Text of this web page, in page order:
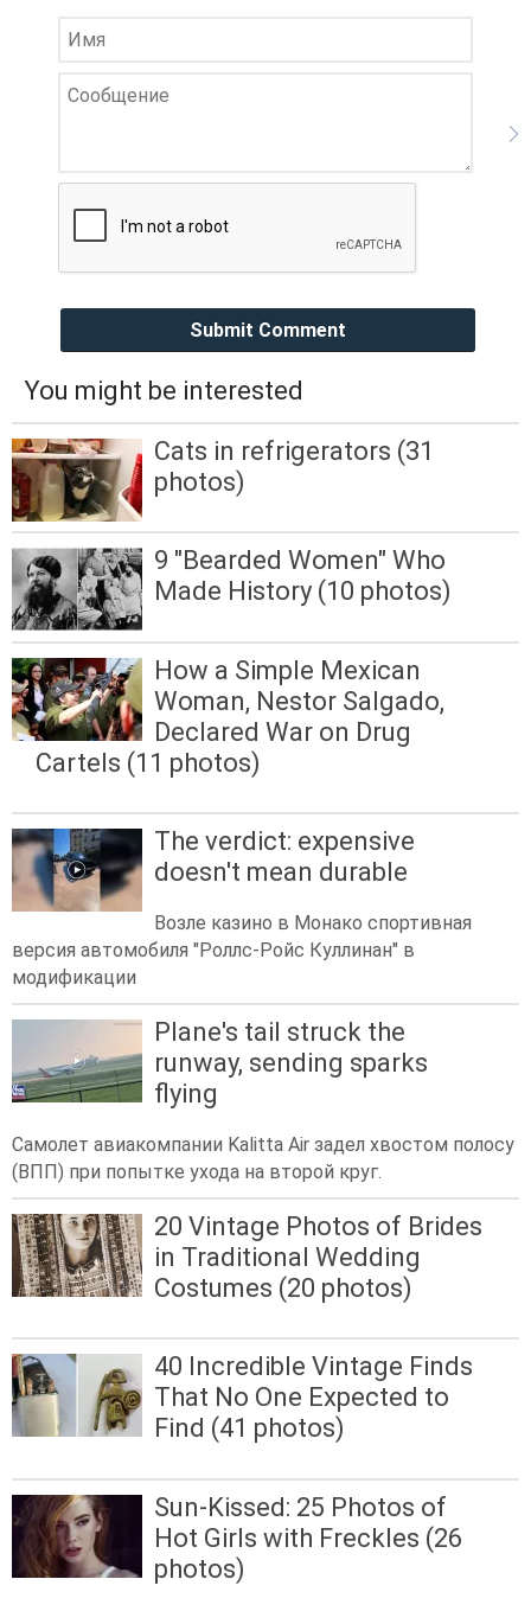
Submit Comment
You might be interested
Cats in refrigerators (31
photos)
9 "Bearded Women" Who
Made History (10 photos)
How a Simple Mexican
Woman, Nestor Salgado,
Declared War on Drug
Cartels (11 photos)
The verdict: expensive
doesn't mean durable
Возле казино в Монако спортивная
версия автомобиля "Роллс-Ройс Куллинан" в
модификации
Plane's tail struck the
runway, sending sparks
flying
Самолет авиакомпании Kalitta Air задел хвостом полосу
(ВПП) при попытке ухода на второй круг.
20 Vintage Photos of Brides
in Traditional Wedding
Costumes (20 photos)
40 Incredible Vintage Finds
That No One Expected to
Find (41 photos)
Sun-Kissed: 25 Photos of
Hot Girls with Freckles (26
photos)